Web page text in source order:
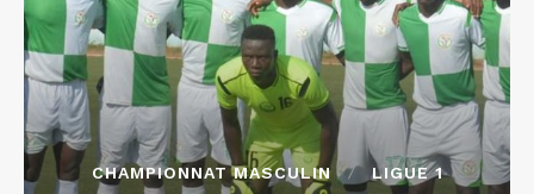
CHAMPIONNAT MASCULIN LIGUE 1